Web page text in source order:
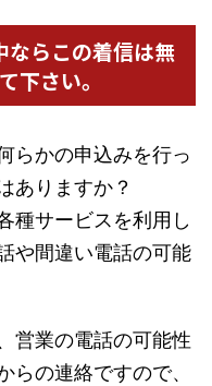
ならこの着信は無
下さい。
らかの申込みを行っ
ありますか？
種サービスを利用し
や間違い電話の可能
営業の電話の可能性
らの連絡ですので、